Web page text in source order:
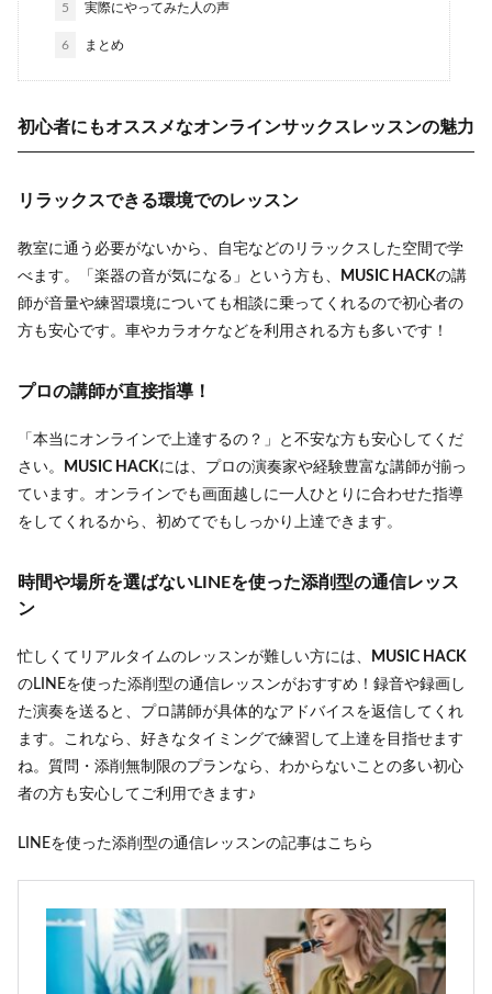
5 実際にやってみた人の声
6 まとめ
初心者にもオススメなオンラインサックスレッスンの魅力
リラックスできる環境でのレッスン
教室に通う必要がないから、自宅などのリラックスした空間で学
べます。「楽器の音が気になる」という方も、
MUSIC HACKの講
師が音量や練習環境についても相談に乗ってくれるので初心者の
方も安心です。車やカラオケなどを利用される方も多いです！
プロの講師が直接指導！
「本当にオンラインで上達するの？」と不安な方も安心してくだ
さい。
MUSIC HACKには、プロの演奏家や経験豊富な講師が揃っ
ています。オンラインでも画面越しに一人ひとりに合わせた指導
をしてくれるから、初めてでもしっかり上達できます。
時間や場所を選ばないLINEを使った添削型の通信レッス
ン
忙しくてリアルタイムのレッスンが難しい方には、
MUSIC HACK
のLINEを使った添削型の通信レッスンがおすすめ！録音や録画し
た演奏を送ると、プロ講師が具体的なアドバイスを返信してくれ
ます。これなら、好きなタイミングで練習して上達を目指せます
ね。質問・添削無制限のプランなら、わからないことの多い初心
者の方も安心してご利用できます♪
LINEを使った添削型の通信レッスンの記事はこちら